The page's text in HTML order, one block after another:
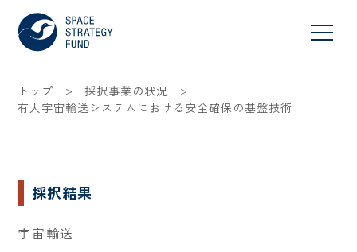
トップ > 採択事業の状況 >
有人宇宙輸送システムにおける安全確保の基盤技術
採択結果
宇宙輸送